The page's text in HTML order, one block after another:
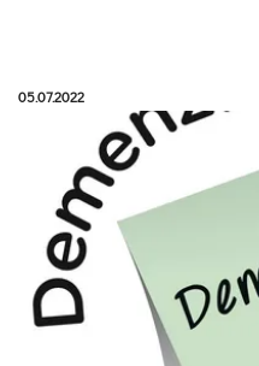
Veröffentlicht am:
05.07.2022